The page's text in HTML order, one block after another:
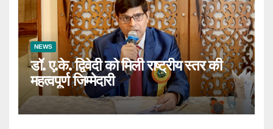
NEWS
डॉ. ए.के. द्विवेदी को मिली राष्ट्रीय स्तर की
महत्वपूर्ण जिम्मेदारी